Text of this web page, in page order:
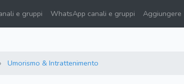
e gruppi WhatsApp canali e gruppi Aggiungere
Umorismo & Intrattenimento